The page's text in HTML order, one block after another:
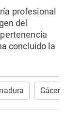
profesional
del
concluido la